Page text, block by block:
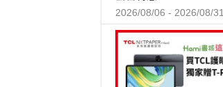
2026/08/06 - 2026/08/31